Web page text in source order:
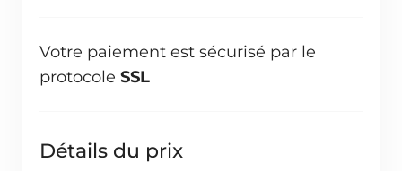
Votre paiement est sécurisé par le
protocole SSL
Détails du prix